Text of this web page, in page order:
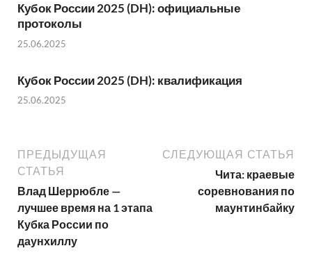
Кубок России 2025 (DH): официальные
протоколы
25.06.2025
Кубок России 2025 (DH): квалификация
25.06.2025
ПРЕДЫДУЩАЯ
СТАТЬЯ
Влад Шеррюбле —
лучшее время на 1 этапа
Кубка России по
даунхиллу
СЛЕДУЮЩАЯ СТАТЬЯ
Чита: краевые
соревнования по
маунтинбайку